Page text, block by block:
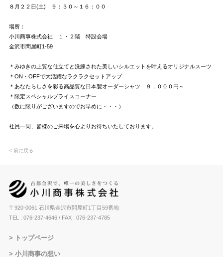
８月２２日(土) ９：３０～１６：００
場所：
小川商事株式会社 １・２階 特設会場
金沢市問屋町1-59
＊みゆきの上質な仕立てと洗練された美しいシルエットを叶えるオリジナルスーツ
＊ON・OFFで大活躍なラクラクセットアップ
＊あなたらしさを彩る高品質な日本製オーダーシャツ ９，０００円～
＊限定スペシャルプライスコーナー
（数に限りがございますのでお早めに・・・）
社員一同、皆様のご来場を心よりお待ちいたしております。
< 前に戻る
〒920-0061 石川県金沢市問屋町1丁目59番地
TEL : 076-237-4646/ FAX : 076-237-4785
トップページ
小川商事の想い